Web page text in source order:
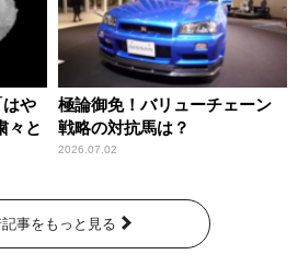
や
々と
極論御免！バリューチェーン
戦略の対抗馬は？
2026.07.02
事をもっと見る